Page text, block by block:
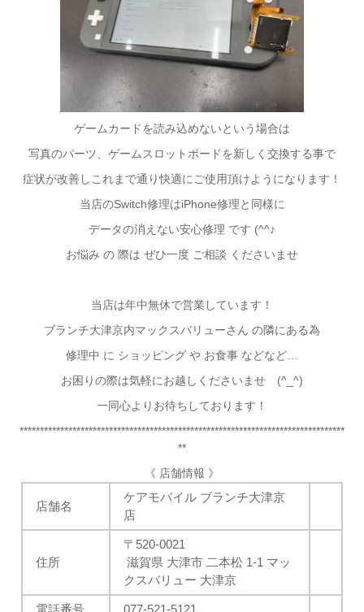
ゲームカードを読み込めないという場合は
写真のパーツ、ゲームスロットボードを新しく交換する事で
症状が改善しこれまで通り快適にご使用頂けようになります！
当店のSwitch修理はiPhone修理と同様に
データの消えない安心修理 です (^^♪
お悩み の 際は ぜひ一度 ご相談 くださいませ
当店は年中無休で営業しています！
ブランチ大津京内マックスバリューさん の隣にある為
修理中 に ショッピング や お食事 などなど…
お困りの際は気軽にお越しくださいませ (^_^)
一同心よりお待ちしております！
********************************************************************************
**
《 店舗情報 》
店舗名
ケアモバイル ブランチ大津京
店
住所
〒520-0021
滋賀県 大津市 二本松 1-1 マッ
クスバリュー 大津京
電話番号 077-521-5121